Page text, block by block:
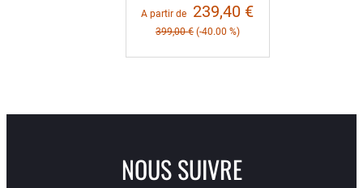
A partir de 239,40 €
399,00 € (-40.00 %)
NOUS SUIVRE